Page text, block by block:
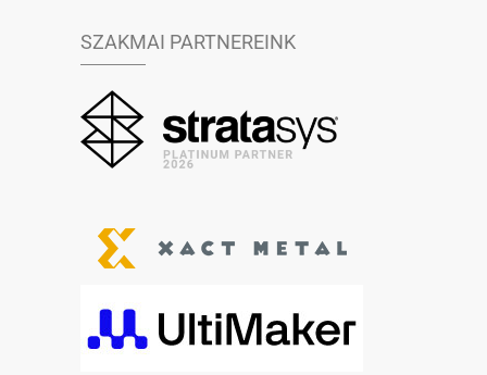
SZAKMAI PARTNEREINK